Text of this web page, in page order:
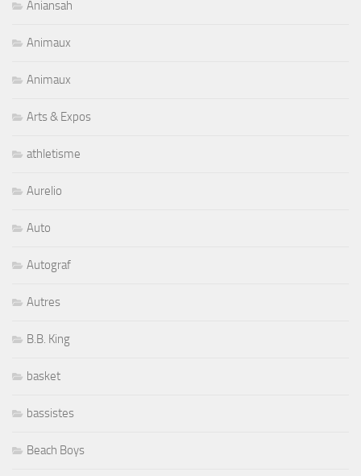
Aniansah
Animaux
Animaux
Arts & Expos
athletisme
Aurelio
Auto
Autograf
Autres
B.B. King
basket
bassistes
Beach Boys